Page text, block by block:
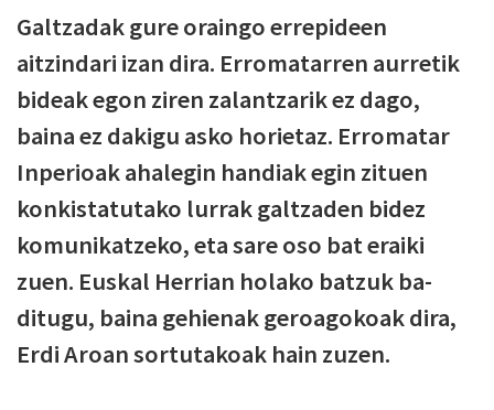
Galtzadak gure oraingo errepideen
aitzindari izan dira. Erromatarren aurretik
bideak egon ziren zalantzarik ez dago,
baina ez dakigu asko horietaz. Erromatar
Inperioak ahalegin handiak egin zituen
konkistatutako lurrak galtzaden bidez
komunikatzeko, eta sare oso bat eraiki
zuen. Euskal Herrian holako batzuk ba­
ditugu, baina gehienak geroagokoak di­ra,
Erdi Aroan sortutakoak hain zuzen.